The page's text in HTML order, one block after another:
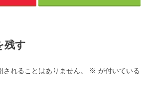
残す
されることはありません。 ※ が付いている